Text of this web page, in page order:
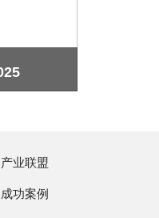
产业联盟
成功案例